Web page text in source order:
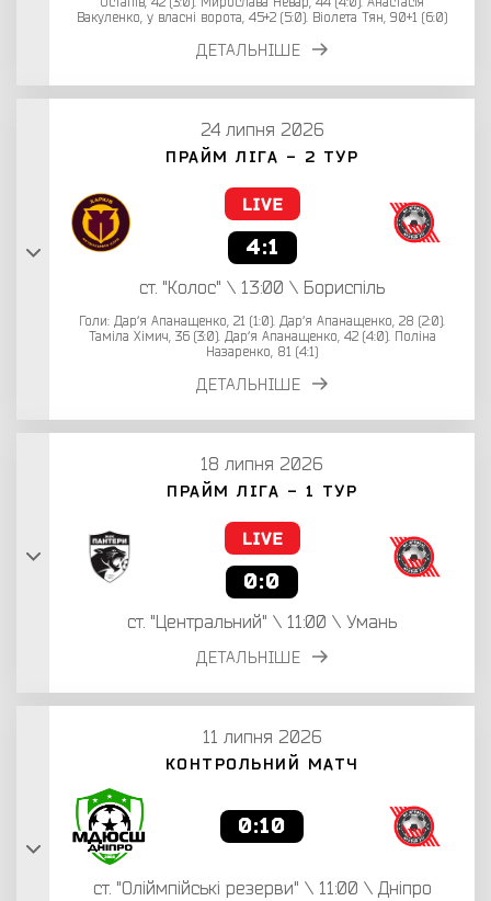
Вакуленко, у власні ворота, 45+2 (5:0). Віолета Тян, 90+1 (6:0)
ДЕТАЛЬНІШЕ
24 липня 2026
ПРАЙМ ЛІГА - 2 ТУР
4:1
ст. "Колос" \ 13:00 \ Бориспіль
Голи: Дарʼя Апанащенко, 21 (1:0). Дарʼя Апанащенко, 28 (2:0).
Таміла Хімич, 36 (3:0). Дарʼя Апанащенко, 42 (4:0). Поліна
Назаренко, 81 (4:1)
ДЕТАЛЬНІШЕ
18 липня 2026
ПРАЙМ ЛІГА - 1 ТУР
0:0
ст. "Центральний" \ 11:00 \ Умань
ДЕТАЛЬНІШЕ
11 липня 2026
КОНТРОЛЬНИЙ МАТЧ
0:10
ст. "Оліймпійські резерви" \ 11:00 \ Дніпро